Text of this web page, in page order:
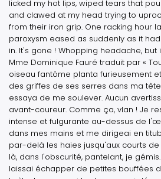
licked my hot lips, wiped tears that
and clawed at my head trying to
from their iron grip. One racking hour
paroxysm eased as suddenly as it
in. It's gone ! Whopping headache, but
Mme Dominique Fauré traduit par «
oiseau fantôme planta furieusement
des griffes de ses serres dans ma
essaya de me soulever. Aucun
avant-coureur. Comme ça, vlan ! Je
intense et fulgurante au-dessus de
dans mes mains et me dirigeai en
par-delà les haies jusqu'aux courts
là, dans l'obscurité, pantelant, je
laissai échapper de petites bouffées